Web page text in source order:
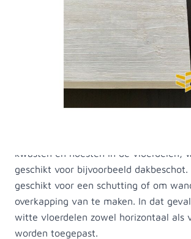
worden ook wel 'dakbeschot planken'
vuren rabat heeft een geïmpregneerd
een langere levensduur en is
gespoten. De werkende breedte is 115
is de berekeningsmaat. Een voordeel
is dat ze wit gespoten zijn en niet
Gedompeld hout laat na verloop van
kwasten en noesten in de vloerdelen,
geschikt voor bijvoorbeeld dakbeschot.
geschikt voor een schutting of om
overkapping van te maken. In dat
witte vloerdelen zowel horizontaal als
worden toegepast.